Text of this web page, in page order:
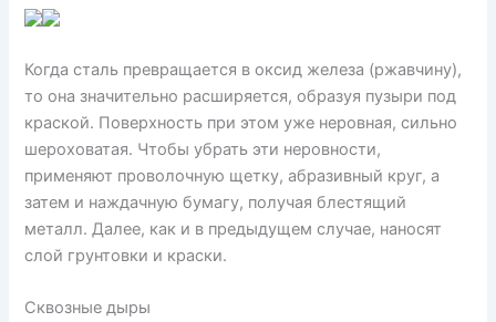
Когда сталь превращается в оксид железа (ржавчину),
то она значительно расширяется, образуя пузыри под
краской. Поверхность при этом уже неровная, сильно
шероховатая. Чтобы убрать эти неровности,
применяют проволочную щетку, абразивный круг, а
затем и наждачную бумагу, получая блестящий
металл. Далее, как и в предыдущем случае, наносят
слой грунтовки и краски.
Сквозные дыры